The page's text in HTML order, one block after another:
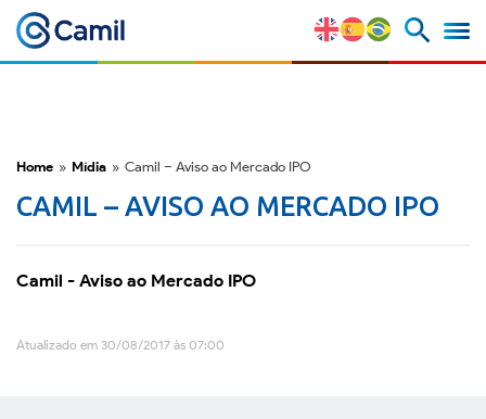
Nossas Marcas
Estratégia e Vantagens
Home » Mídia » Camil – Aviso ao Mercado IPO
CAMIL – AVISO AO MERCADO IPO
Camil - Aviso ao Mercado IPO
Atualizado em 30/08/2017 às 07:00